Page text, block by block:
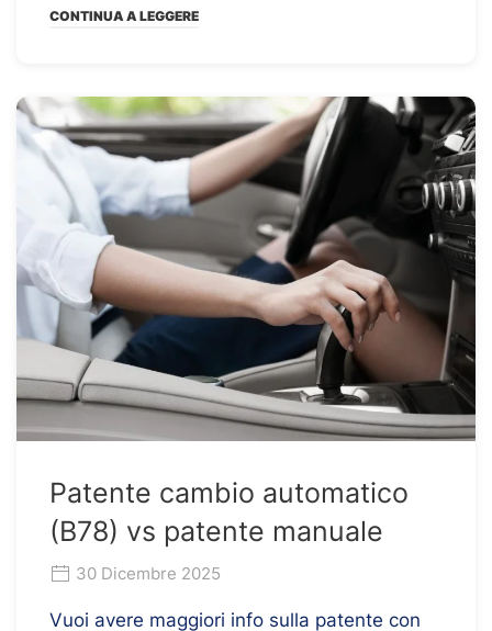
CONTINUA A LEGGERE
Patente cambio automatico
(B78) vs patente manuale
30 Dicembre 2025
Vuoi avere maggiori info sulla patente con